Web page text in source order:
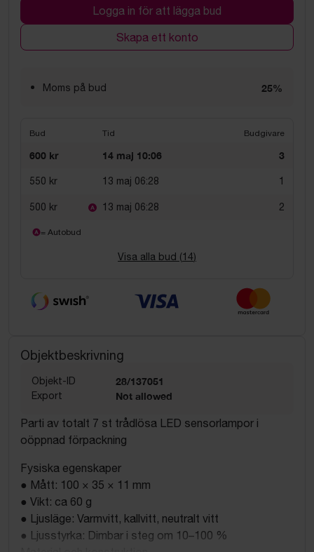
Logga in för att lägga bud
Skapa ett konto
Moms på bud 25%
Bud Tid Budgivare
600 kr 14 maj 10:06 3
550 kr 13 maj 06:28 1
500 kr 13 maj 06:28 2
= Autobud
Visa alla bud (14)
Objektbeskrivning
Objekt-ID 28/137051
Export Not allowed
Parti av totalt 7 st trådlösa LED sensorlampor i
oöppnad förpackning
Fysiska egenskaper
● Mått: 100 × 35 × 11 mm
● Vikt: ca 60 g
● Ljusläge: Varmvitt, kallvitt, neutralt vitt
● Ljusstyrka: Dimbar i steg om 10–100 %